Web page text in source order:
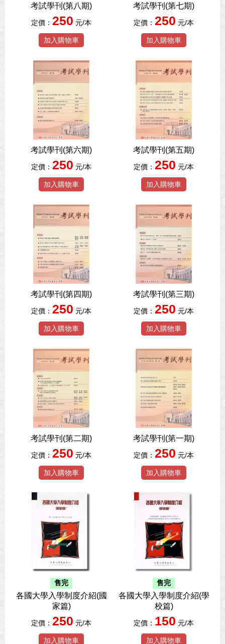
考試學刊(第八期)
定價： 250 元/本
加入購物車
考試學刊(第七期)
定價： 250 元/本
加入購物車
考試學刊(第六期)
定價： 250 元/本
加入購物車
考試學刊(第五期)
定價： 250 元/本
加入購物車
考試學刊(第四期)
定價： 250 元/本
加入購物車
考試學刊(第三期)
定價： 250 元/本
加入購物車
考試學刊(第二期)
定價： 250 元/本
加入購物車
考試學刊(第一期)
定價： 250 元/本
加入購物車
售完
各國大學入學制度介紹(國
家篇)
定價： 250 元/本
加入購物車
售完
各國大學入學制度介紹(學
校篇)
定價： 150 元/本
加入購物車